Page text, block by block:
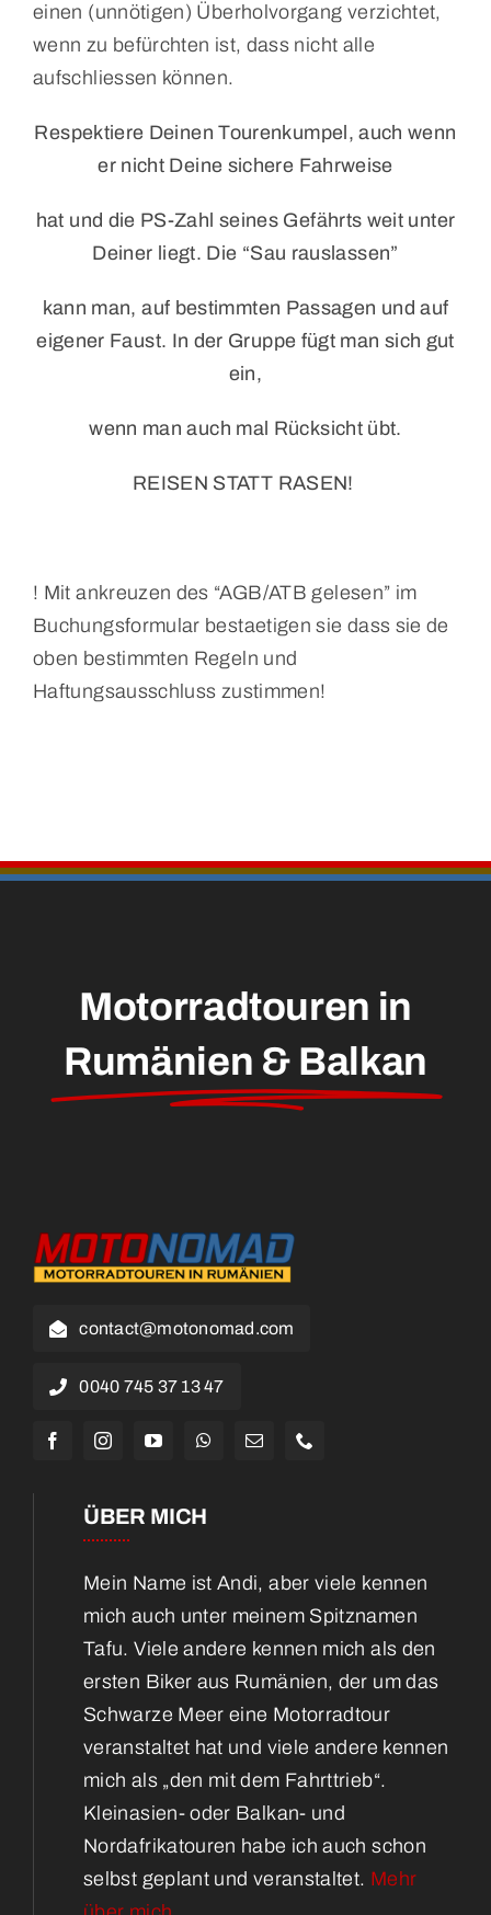
einen (unnötigen) Überholvorgang verzichtet,
wenn zu befürchten ist, dass nicht alle
aufschliessen können.
Respektiere Deinen Tourenkumpel, auch wenn
er nicht Deine sichere Fahrweise
hat und die PS-Zahl seines Gefährts weit unter
Deiner liegt. Die “Sau rauslassen”
kann man, auf bestimmten Passagen und auf
eigener Faust. In der Gruppe fügt man sich gut
ein,
wenn man auch mal Rücksicht übt.
REISEN STATT RASEN!
! Mit ankreuzen des “AGB/ATB gelesen” im
Buchungsformular bestaetigen sie dass sie de
oben bestimmten Regeln und
Haftungsausschluss zustimmen!
Motorradtouren in
Rumänien & Balkan
contact@motonomad.com
0040 745 37 13 47
ÜBER MICH
Mein Name ist Andi, aber viele kennen
mich auch unter meinem Spitznamen
Tafu. Viele andere kennen mich als den
ersten Biker aus Rumänien, der um das
Schwarze Meer eine Motorradtour
veranstaltet hat und viele andere kennen
mich als „den mit dem Fahrttrieb“.
Kleinasien- oder Balkan- und
Nordafrikatouren habe ich auch schon
selbst geplant und veranstaltet. Mehr